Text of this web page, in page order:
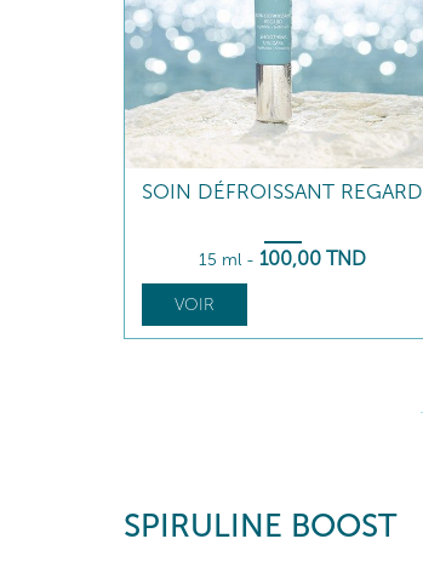
SOIN DÉFROISSANT REGARD
15 ml -100,00 TND
VOIR
SPIRULINE BOOST